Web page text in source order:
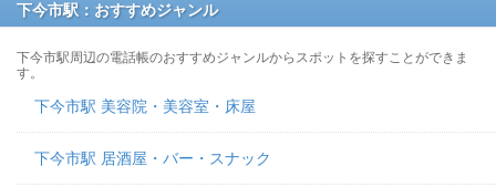
下今市駅：おすすめジャンル
下今市駅周辺の電話帳のおすすめジャンルからスポットを探すことができま
す。
下今市駅 美容院・美容室・床屋
下今市駅 居酒屋・バー・スナック